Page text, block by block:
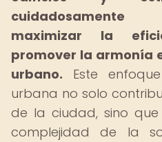
maximizar la
promover la armonía
urbano. Este
urbana no solo
de la ciudad, sino
complejidad de la